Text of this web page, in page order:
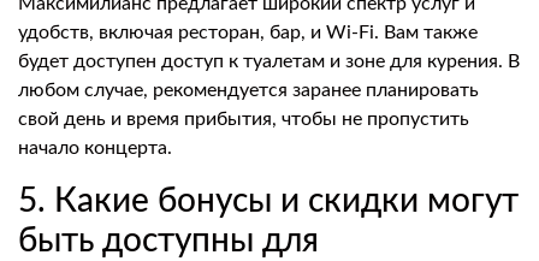
удобств, включая ресторан, бар, и Wi-Fi. Вам также
будет доступен доступ к туалетам и зоне для курения. В
любом случае, рекомендуется заранее планировать
свой день и время прибытия, чтобы не пропустить
начало концерта.
5. Какие бонусы и скидки могут
быть доступны для